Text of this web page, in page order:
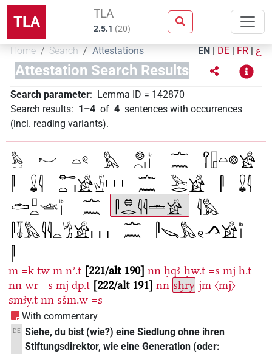
TLA TLA
2.5.1 (20)
Home Search Attestations EN | DE | FR | ع
Attestation Search Results
Search parameter: Lemma ID = 142870
Search results: 1–4 of 4 sentences with occurrences
(incl. reading variants).
m =k tw m nʾ.t 221/alt 190 nn ḥqꜣ-ḥw.t =s mj ẖ.t
nn wr =s mj dp.t 222/alt 191 nn sḫry jm 〈mj〉
smꜣy.t nn sšm.w =s
With commentary
DE Siehe, du bist (wie?) eine Siedlung ohne ihren
Stiftungsdirektor, wie eine Generation (oder: